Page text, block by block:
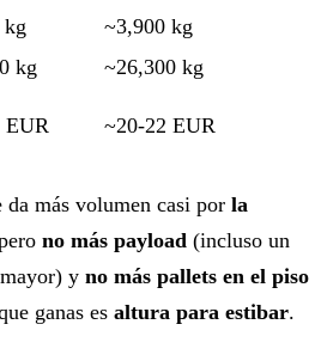
kg
~3,900 kg
kg
~26,300 kg
EUR ~20-22 EUR
más volumen casi por la
no más payload (incluso un
y no más pallets en el piso
ganas es altura para estibar.